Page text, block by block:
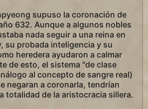
supuso la coronación de
632. Aunque a algunos nobles
nada seguir a una reina en
su probada inteligencia y su
heredera ayudaron a calmar
de esto, el sistema "de clase
al concepto de sangre real)
negaran a coronarla, tendrían
totalidad de la aristocracia sillera.